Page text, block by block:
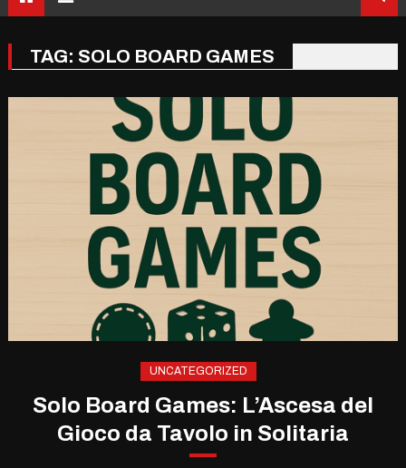
TAG: SOLO BOARD GAMES
UNCATEGORIZED
Solo Board Games: L’Ascesa del
Gioco da Tavolo in Solitaria